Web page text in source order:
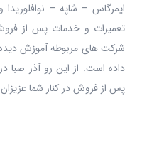
ایمرگاس – شاپه –
تعمیرات و خدمات پس از
شرکت های مربوطه آموزش
داده است. از این رو آذر صبا
پس از فروش در کنار شما